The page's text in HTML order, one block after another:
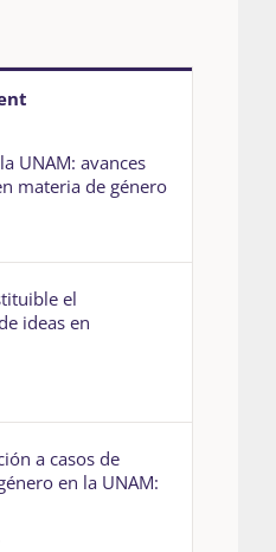
UNAM: avances
materia de género
el
ideas en
a casos de
en la UNAM: